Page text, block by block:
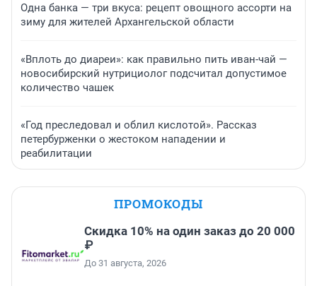
Одна банка — три вкуса: рецепт овощного ассорти на
зиму для жителей Архангельской области
«Вплоть до диареи»: как правильно пить иван-чай —
новосибирский нутрициолог подсчитал допустимое
количество чашек
«Год преследовал и облил кислотой». Рассказ
петербурженки о жестоком нападении и
реабилитации
ПРОМОКОДЫ
Скидка 10% на один заказ до 20 000
₽
До 31 августа, 2026